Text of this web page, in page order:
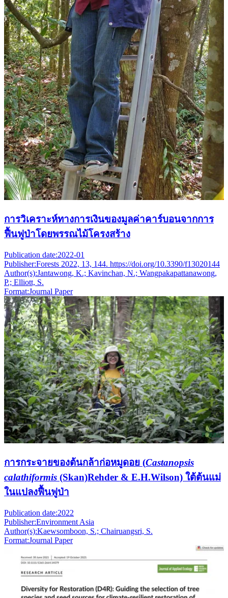
การวิเคราะห์ทางการเงินของมูลค่าคาร์บอนจากการ
ฟื้นฟูป่าโดยพรรณไม้โครงสร้าง
Publication date:2022-01
Publisher:Forests 2022, 13, 144. https://doi.org/10.3390/f13020144
Author(s):Jantawong, K.; Kavinchan, N.; Wangpakapattanawong,
P.; Elliott, S.
Format:Journal Paper
การกระจายของต้นกล้าก่อหมูดอย (Castanopsis
calathiformis (Skan)Rehder & E.H.Wilson) ใต้ต้นแม่
ในแปลงฟื้นฟูป่า
Publication date:2022
Publisher:Environment Asia
Author(s):Kaewsomboon, S.; Chairuangsri, S.
Format:Journal Paper